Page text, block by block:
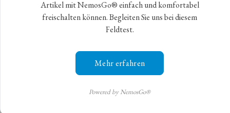
Artikel mit NemosGo® einfach und komfortabel
freischalten können. Begleiten Sie uns bei diesem
Feldtest.
Mehr erfahren
Powered by NemosGo®
Natürlich, anmutig, kraftvoll
Iván Fischer dirigiert Antonín Dvořák und
Bayerischen Rundfunks